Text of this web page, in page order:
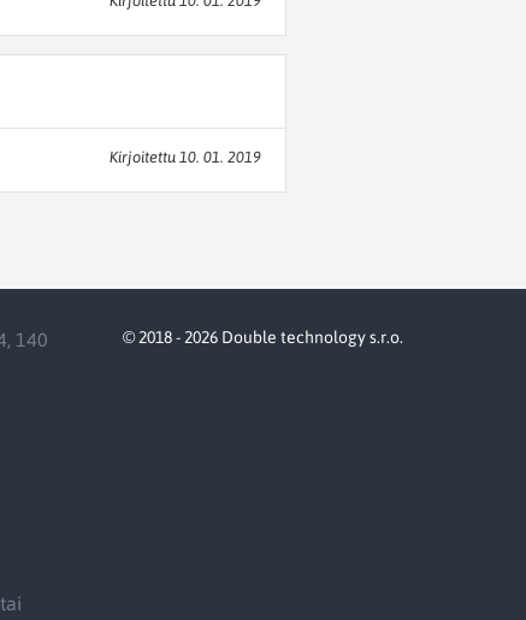
Kirjoitettu 10. 01. 2019
140
© 2018 - 2026 Double technology s.r.o.